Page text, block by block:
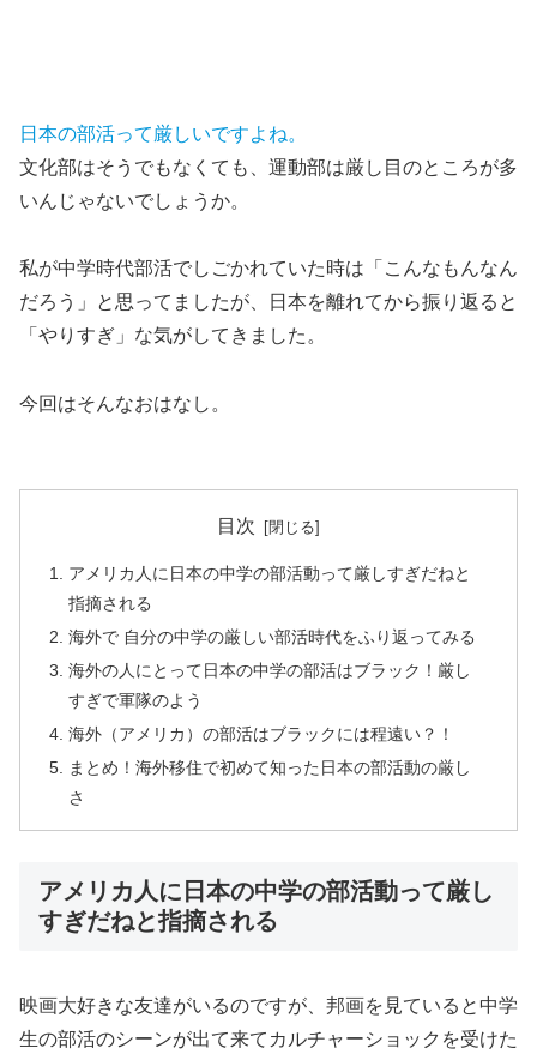
日本の部活って厳しいですよね。
文化部はそうでもなくても、運動部は厳し目のところが多
いんじゃないでしょうか。
私が中学時代部活でしごかれていた時は「こんなもんなん
だろう」と思ってましたが、
日本を離れてから振り返ると
「やりすぎ」な気がしてきました。
今回はそんなおはなし。
目次
アメリカ人に日本の中学の部活動って厳しすぎだねと
指摘される
海外で 自分の中学の厳しい部活時代をふり返ってみる
海外の人にとって日本の中学の部活はブラック！厳し
すぎで軍隊のよう
海外（アメリカ）の部活はブラックには程遠い？！
まとめ！海外移住で初めて知った日本の部活動の厳し
さ
アメリカ人に日本の中学の部活動って厳し
すぎだねと指摘される
映画大好きな友達がいるのですが、邦画を見ていると中学
生の部活のシーンが出て来てカルチャーショックを受けた